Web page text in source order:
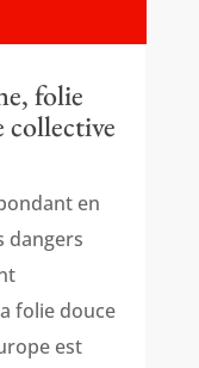
folie
collective
en
dangers
folie douce
est